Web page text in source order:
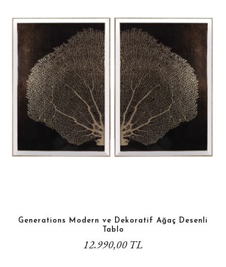
Generations Modern ve Dekoratif Ağaç Desenli
Tablo
12.990,00 TL